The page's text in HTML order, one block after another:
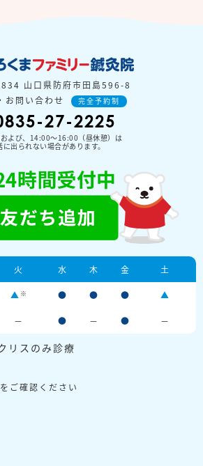
山口県防府市田島596-8
お問い合わせ
完全予約制
27-2225
よび、14:00〜16:00（昼休憩）は
に出られない場合があります。
火 水 木 金 土
▲ ※ ● ● ● ▲
－ ● － ● －
リスのみ診療
ご確認ください